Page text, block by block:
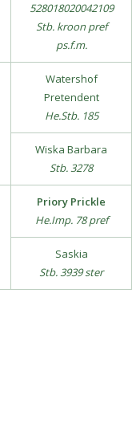
528018020042109
Stb. kroon pref
ps.f.m.
Watershof
Pretendent
He.Stb. 185
Wiska Barbara
Stb. 3278
Priory Prickle
He.Imp. 78 pref
Saskia
Stb. 3939 ster